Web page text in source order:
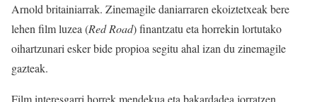
Arnold britainiarrak. Zinemagile daniarraren ekoiztetxeak bere
lehen film luzea (Red Road) finantzatu eta horrekin lortutako
oihartzunari esker bide propioa segitu ahal izan du zinemagile
gazteak.
Film interesgarri horrek mendekua eta bakardadea jorratzen